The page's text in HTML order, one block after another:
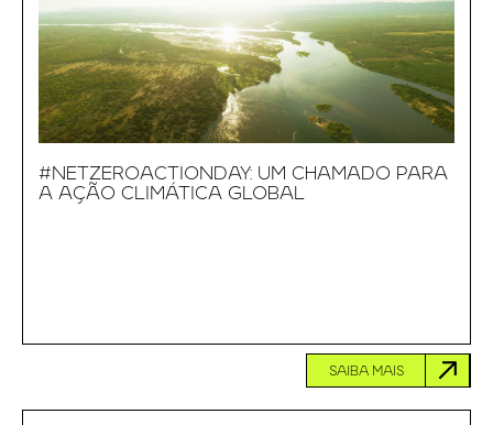
#NETZEROACTIONDAY: UM CHAMADO PARA
A AÇÃO CLIMÁTICA GLOBAL
SAIBA MAIS